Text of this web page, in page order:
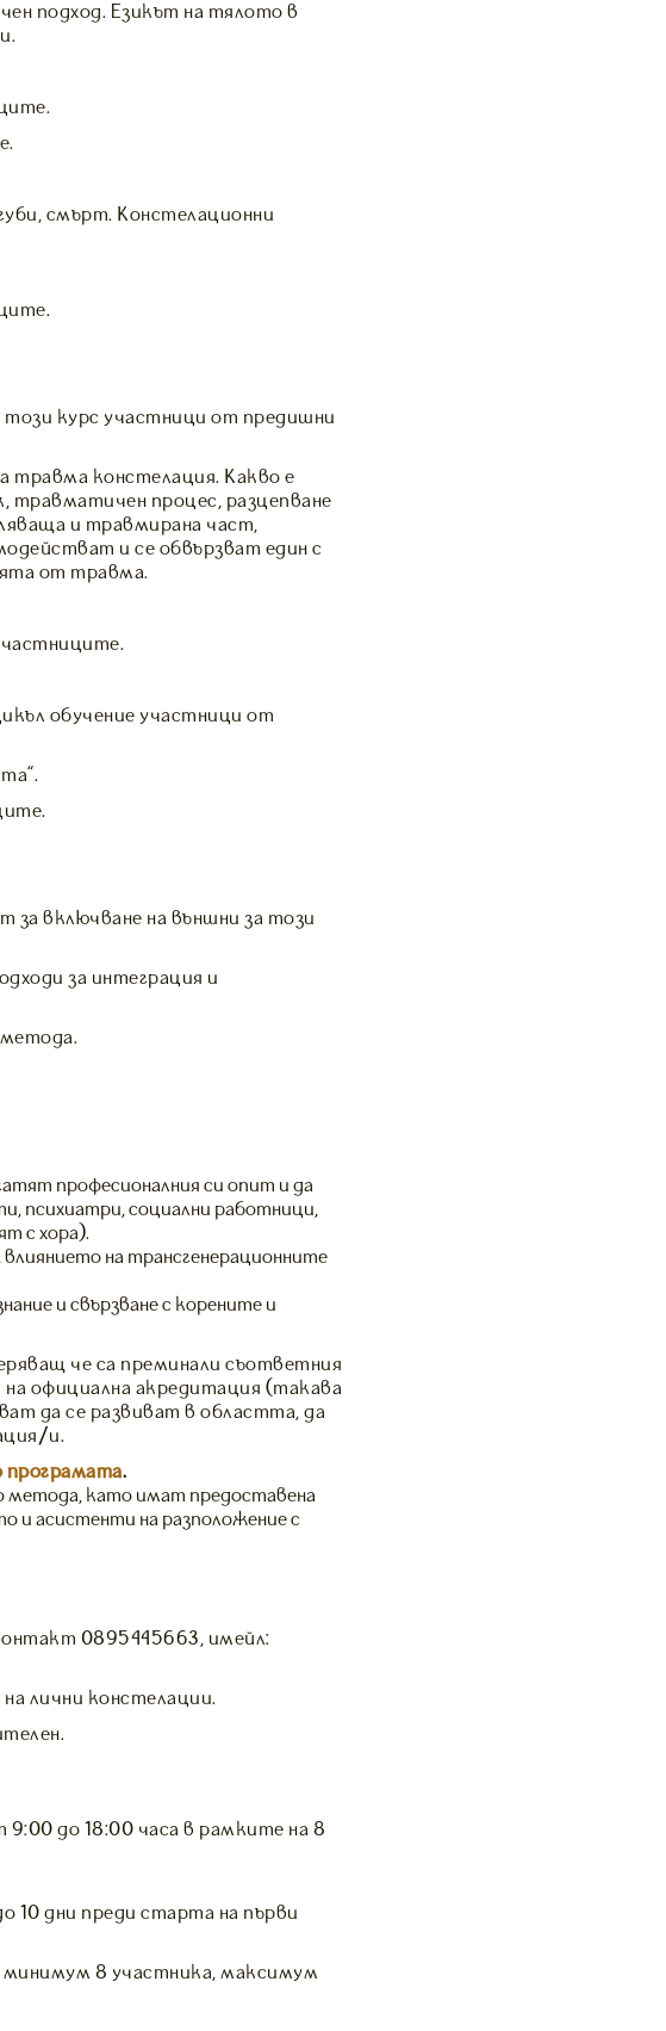
подход. Езикът на тялото в
смърт. Констелационни
курс участници от предишни
травма констелация. Какво е
травматичен процес, разцепване
и травмирана част,
и се обвързват един с
от травма.
обучение участници от
за включване на външни за този
за интеграция и
професионалния си опит и да
психиатри, социални работници,
с хора).
на трансгенерационните
и свързване с корените и
че са преминали съответния
официална акредитация (такава
да се развиват в областта, да
и.
програмата.
метода, като имат предоставена
и асистенти на разположение с
0895445663, имейл:
лични констелации.
до 18:00 часа в рамките на 8
10 дни преди старта на първи
минимум 8 участника, максимум